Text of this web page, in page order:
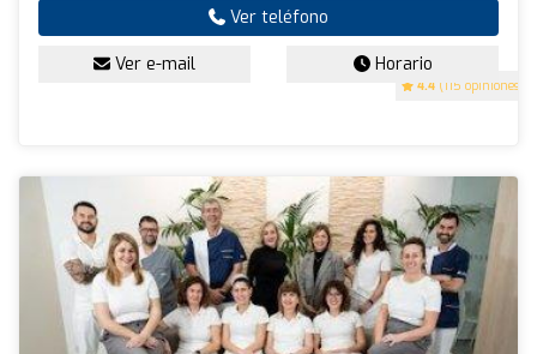
4.4 (115 opiniones)
Ver teléfono
Ver e-mail Horario